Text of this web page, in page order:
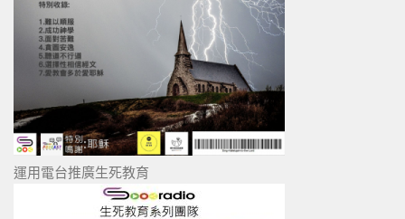
運用電台推廣生死教育